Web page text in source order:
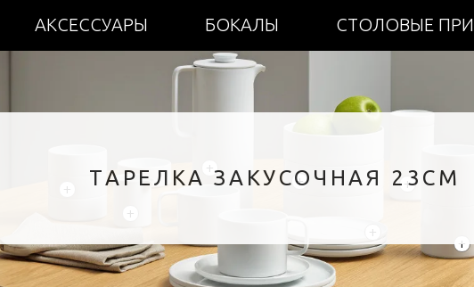
АКСЕССУАРЫ БОКАЛЫ СТОЛОВЫЕ
+
+
+
+
+
+
+ ТАРЕЛКА ЗАКУСОЧНАЯ 23СМ